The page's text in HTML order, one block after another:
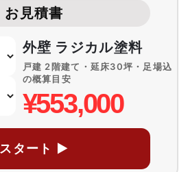
お見積書
外壁 ラジカル塗料
戸建 2階建て・延床30坪・足場込
の概算目安
¥553,000
スタート ▶